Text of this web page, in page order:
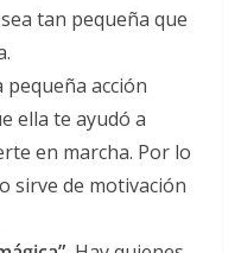
tan pequeña que
pequeña acción
ella te ayudó a
en marcha. Por lo
sirve de motivación